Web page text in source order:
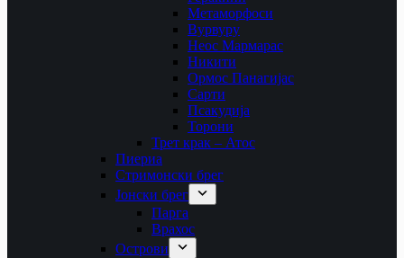
Метаморфоси
Вурвуру
Неос Мармарас
Никити
Ормос Панагијас
Сарти
Псакудија
Торони
Трет крак – Атос
Пиериа
Стримонски брег
Јонски брег
Парга
Врахос
Острови